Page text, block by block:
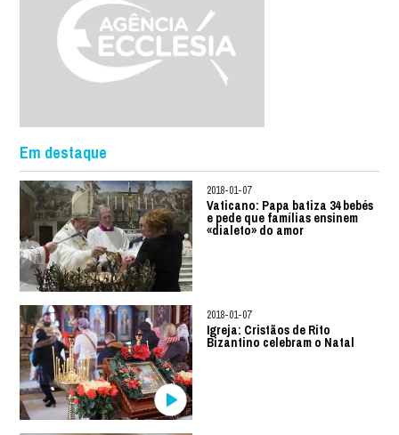
Em destaque
2018-01-07
Vaticano: Papa batiza 34 bebés
e pede que famílias ensinem
«dialeto» do amor
2018-01-07
Igreja: Cristãos de Rito
Bizantino celebram o Natal